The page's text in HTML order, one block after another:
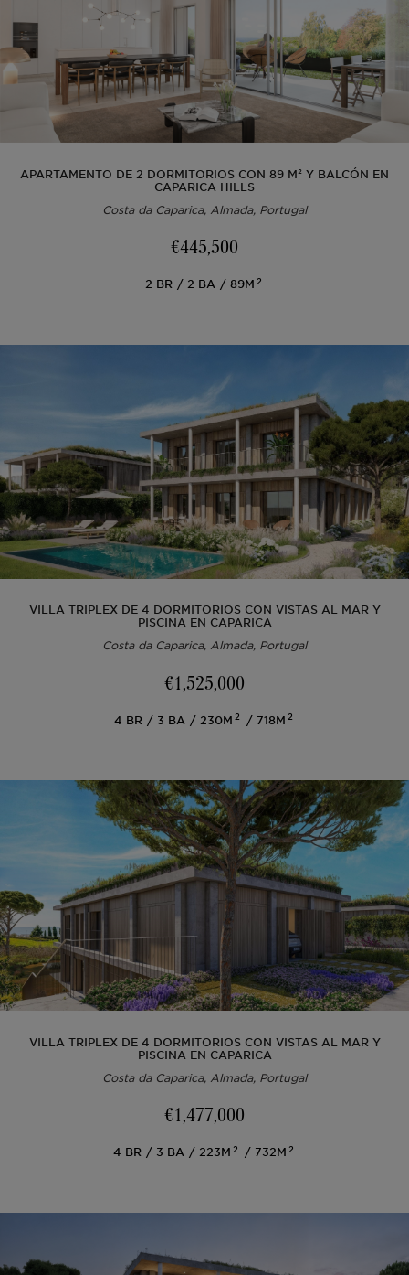
APARTAMENTO DE 2 DORMITORIOS CON 89 M² Y BALCÓN EN
CAPARICA HILLS
Costa da Caparica, Almada, Portugal
€445,500
2 BR 2 BA 89M2
VILLA TRIPLEX DE 4 DORMITORIOS CON VISTAS AL MAR Y
PISCINA EN CAPARICA
Costa da Caparica, Almada, Portugal
€1,525,000
4 BR 3 BA 230M2 718M2
VILLA TRIPLEX DE 4 DORMITORIOS CON VISTAS AL MAR Y
PISCINA EN CAPARICA
Costa da Caparica, Almada, Portugal
€1,477,000
4 BR 3 BA 223M2 732M2
Lisboa
Cascais
Comporta
Fuera del mercado
Todas las propiedades
Licencia AL
Renovar
Desarrollar
Preguntas frecuentes
Portugal
Ibiza
Equipo
Artículos
Vídeos
EN
FR